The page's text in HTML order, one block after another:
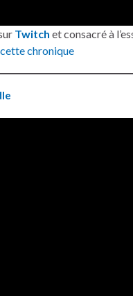
Twitch et consacré à
cette chronique